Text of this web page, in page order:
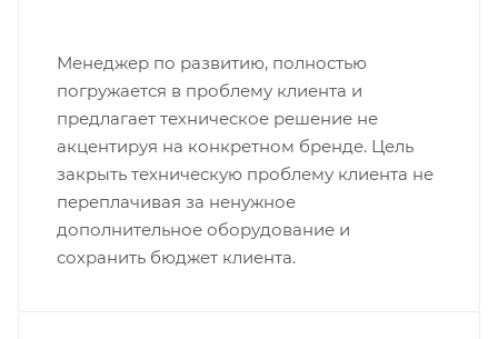
Менеджер по развитию, полностью
погружается в проблему клиента и
предлагает техническое решение не
акцентируя на конкретном бренде. Цель
закрыть техническую проблему клиента не
переплачивая за ненужное
дополнительное оборудование и
сохранить бюджет клиента.